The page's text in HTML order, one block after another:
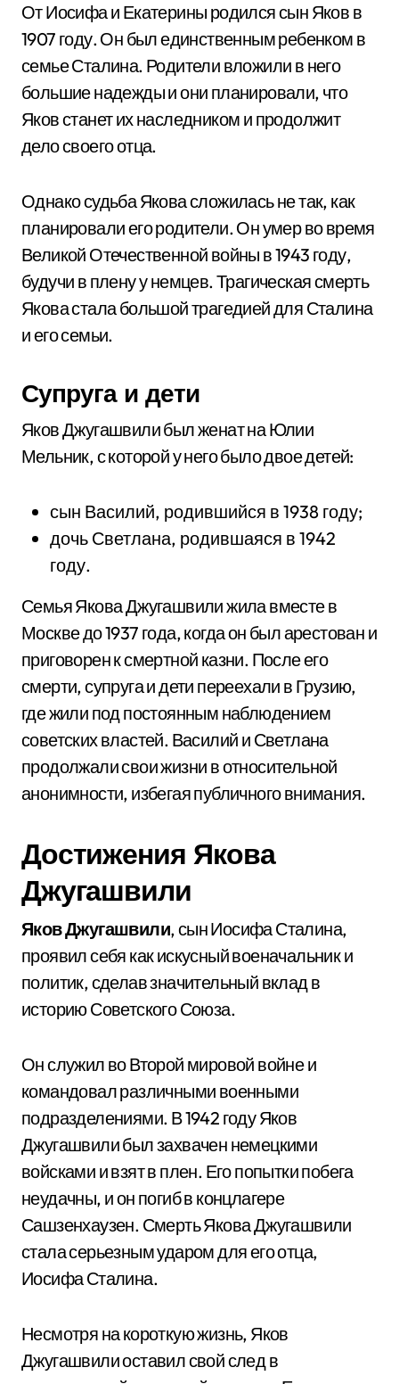
От Иосифа и Екатерины родился сын Яков в
1907 году. Он был единственным ребенком в
семье Сталина. Родители вложили в него
большие надежды и они планировали, что
Яков станет их наследником и продолжит
дело своего отца.
Однако судьба Якова сложилась не так, как
планировали его родители. Он умер во время
Великой Отечественной войны в 1943 году,
будучи в плену у немцев. Трагическая смерть
Якова стала большой трагедией для Сталина
и его семьи.
Супруга и дети
Яков Джугашвили был женат на Юлии
Мельник, с которой у него было двое детей:
сын Василий, родившийся в 1938 году;
дочь Светлана, родившаяся в 1942
году.
Семья Якова Джугашвили жила вместе в
Москве до 1937 года, когда он был арестован и
приговорен к смертной казни. После его
смерти, супруга и дети переехали в Грузию,
где жили под постоянным наблюдением
советских властей. Василий и Светлана
продолжали свои жизни в относительной
анонимности, избегая публичного внимания.
Достижения Якова
Джугашвили
Яков Джугашвили, сын Иосифа Сталина,
проявил себя как искусный военачальник и
политик, сделав значительный вклад в
историю Советского Союза.
Он служил во Второй мировой войне и
командовал различными военными
подразделениями. В 1942 году Яков
Джугашвили был захвачен немецкими
войсками и взят в плен. Его попытки побега
неудачны, и он погиб в концлагере
Сашзенхаузен. Смерть Якова Джугашвили
стала серьезным ударом для его отца,
Иосифа Сталина.
Несмотря на короткую жизнь, Яков
Джугашвили оставил свой след в